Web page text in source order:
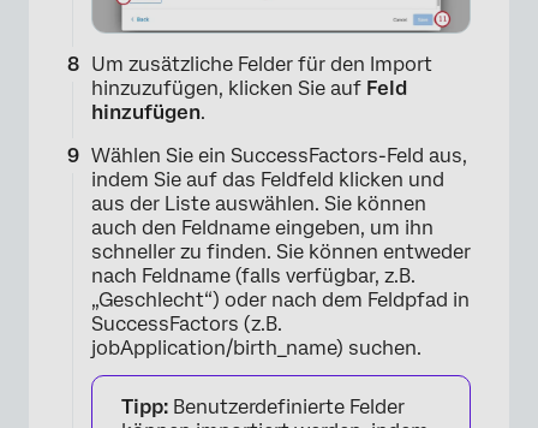
Um zusätzliche Felder für den Import
hinzuzufügen, klicken Sie auf Feld
hinzufügen.
Wählen Sie ein SuccessFactors-Feld aus,
indem Sie auf das Feldfeld klicken und
aus der Liste auswählen. Sie können
auch den Feldname eingeben, um ihn
schneller zu finden. Sie können entweder
nach Feldname (falls verfügbar, z.B.
„Geschlecht“) oder nach dem Feldpfad in
SuccessFactors (z.B.
jobApplication/birth_name) suchen.
Tipp: Benutzerdefinierte Felder